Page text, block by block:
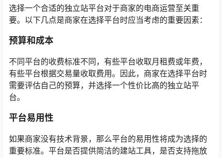
选择一个合适的独立站平台对于商家的电商运营至关重
要。以下几点是商家在选择平台时应当考虑的重要因素：
预算和成本
不同平台的收费标准不同，有些平台收取月租费或年费，
有些平台根据交易量收取费用。因此，商家在选择平台时
需要评估自己的预算，并选择一个性价比高的独立站平
台。
平台易用性
如果商家没有技术背景，那么平台的易用性将成为选择的
重要标准。平台是否提供简洁的建站工具，是否支持拖放